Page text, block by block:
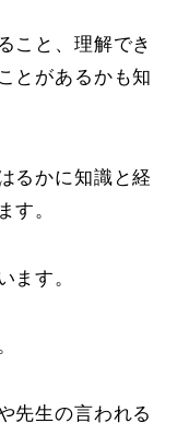
こと、理解でき
とがあるかも知
るかに知識と経
す。
ます。
先生の言われる